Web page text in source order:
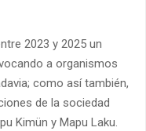
2023 y 2025 un
a organismos
como así también,
de la sociedad
Kimün y Mapu Laku.